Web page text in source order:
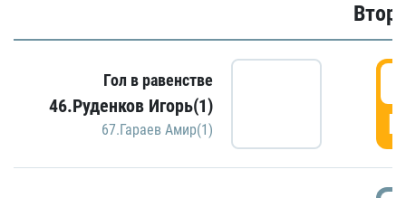
Гол в равенстве
46.Руденков Игорь(1)
67.Гараев Амир(1)